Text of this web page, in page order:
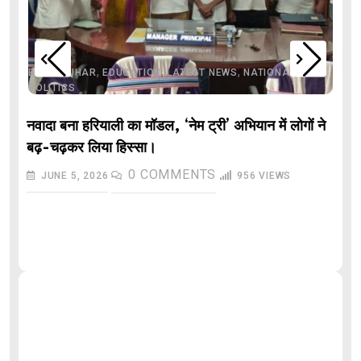
BIHAR,BIHAR, EDUCATION,LATEST NEWS,NATIONAL
POLITICS
नवादा बना हरियाली का मॉडल, ‘नेम ट्री’ अभियान में लोगों ने
बढ़-चढ़कर लिया हिस्सा।
JUNE 5, 2026 0 COMMENTS 956 VIEWS